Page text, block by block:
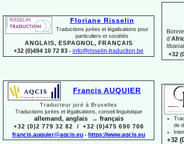
d’
+32
de
+32
Floriane Risselin
Traductions jurées et légalisations pour
particuliers et sociétés
ANGLAIS, ESPAGNOL, FRANÇAIS
+32 (0)494 10 72 83 - info@risselin-traduction.be
Francis AUQUIER
Traducteur juré à Bruxelles
Traductions jurées et légalisations, conseil linguistique
allemand, anglais → français
+32 (0)2 779 32 82 / +32 (0)475 690 706
francis.auquier@aqcis.eu - https://www.aqcis.eu